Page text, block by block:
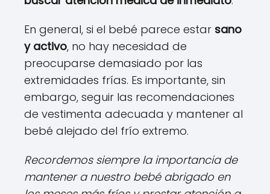
En general, si el bebé parece estar sano
y activo, no hay necesidad de
preocuparse demasiado por las
extremidades frías. Es importante, sin
embargo, seguir las recomendaciones
de vestimenta adecuada y mantener al
bebé alejado del frío extremo.
Recordemos siempre la importancia de
mantener a nuestro bebé abrigado en